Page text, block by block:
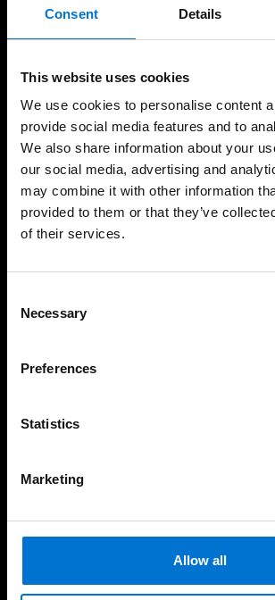
Consent Details
This website uses cookies
We use cookies to personalise content
provide social media features and to
We also share information about your
our social media, advertising and
may combine it with other information
provided to them or that they’ve
of their services.
Selection
Necessary
Preferences
Statistics
Marketing
Allow all
Nos produits
Façades
Fenêtres et portes-fenêtres
Baies coulissantes
Portes
Garde-corps
Sécurité incendie
Fabricants-installateurs